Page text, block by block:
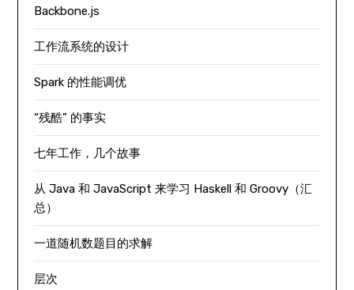
Backbone.js
工作流系统的设计
Spark 的性能调优
“残酷” 的事实
七年工作，几个故事
从 Java 和 JavaScript 来学习 Haskell 和 Groovy（汇
总）
一道随机数题目的求解
层次